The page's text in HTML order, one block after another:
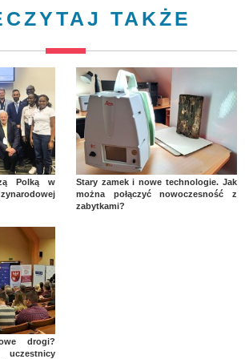
TAKŻE
Polką w
Stary zamek i nowe technologie. Jak
można połączyć nowoczesność z
zabytkami?
drogi?